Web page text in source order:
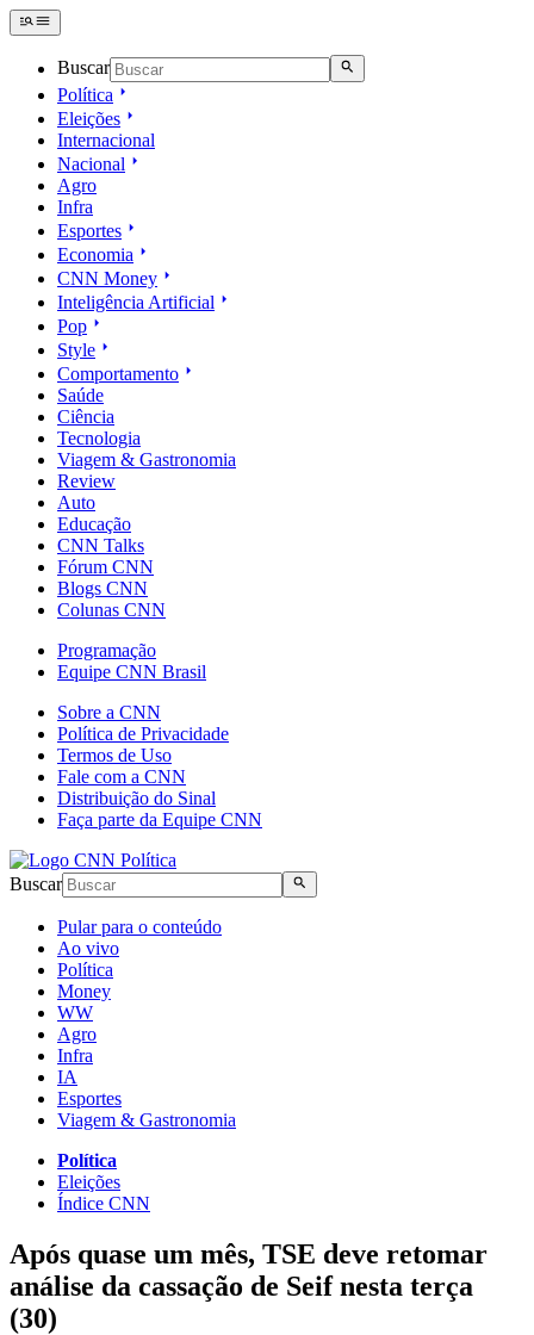
Buscar
Política
Eleições
Internacional
Nacional
Agro
Infra
Esportes
Economia
CNN Money
Inteligência Artificial
Pop
Style
Comportamento
Saúde
Ciência
Tecnologia
Viagem & Gastronomia
Review
Auto
Educação
CNN Talks
Fórum CNN
Blogs CNN
Colunas CNN
Programação
Equipe CNN Brasil
Sobre a CNN
Política de Privacidade
Termos de Uso
Fale com a CNN
Distribuição do Sinal
Faça parte da Equipe CNN
Buscar
Pular para o conteúdo
Ao vivo
Política
Money
WW
Agro
Infra
IA
Esportes
Viagem & Gastronomia
Política
Eleições
Índice CNN
Após quase um mês, TSE deve retomar
análise da cassação de Seif nesta terça
(30)